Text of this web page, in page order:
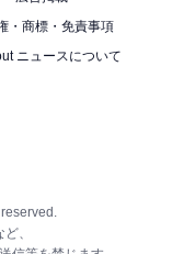
・商標・免責事項
ニュースについて
、